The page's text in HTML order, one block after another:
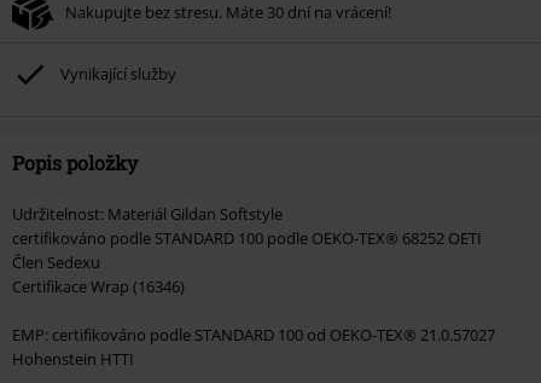
Nakupujte bez stresu. Máte 30 dní na vrácení!
Vynikající služby
Popis položky
Udržitelnost: Materiál Gildan Softstyle
certifikováno podle STANDARD 100 podle OEKO-TEX® 68252 OETI
Člen Sedexu
Certifikace Wrap (16346)
EMP: certifikováno podle STANDARD 100 od OEKO-TEX® 21.0.57027
Hohenstein HTTI